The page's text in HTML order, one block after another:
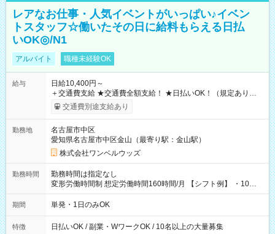
レアなお仕事・人気イベントがいっぱい♪イベン
トスタッフ☆働いたその日に給料もらえる日払
いOK◎/N1
アルバイト 職種未経験OK
給与
日給10,400円～
＋交通費支給 ★交通費全額支給！ ★日払いOK！（規定あり） ┗
働いたその日に現金GET♪ お仕事後はコンビニATMから 日払
交通費別途支給あり
勤務地
名古屋市中区
愛知県名古屋市中区金山（最寄り駅：金山駅）
株式会社ワンベルウッズ
勤務時間
勤務時間は指定なし
変形労働時間制 想定労働時間160時間/月 【シフト例】 ・10：
00～20：00
期間 単発・1日のみOK
特徴 日払いOK / 副業・WワークOK / 10名以上の大量募集